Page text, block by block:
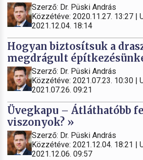
Szerző: Dr. Püski András
Közzétéve: 2020.11.27. 13:27 |
2021.12.04. 18:14
Hogyan biztosítsuk a
megdrágult
Szerző: Dr. Püski András
Közzétéve: 2021.07.23. 10:30 |
2021.07.26. 09:21
Üvegkapu – Átláthatóbb
viszonyok? »
Szerző: Dr. Püski András
Közzétéve: 2021.12.04. 18:21 |
2021.12.06. 09:57